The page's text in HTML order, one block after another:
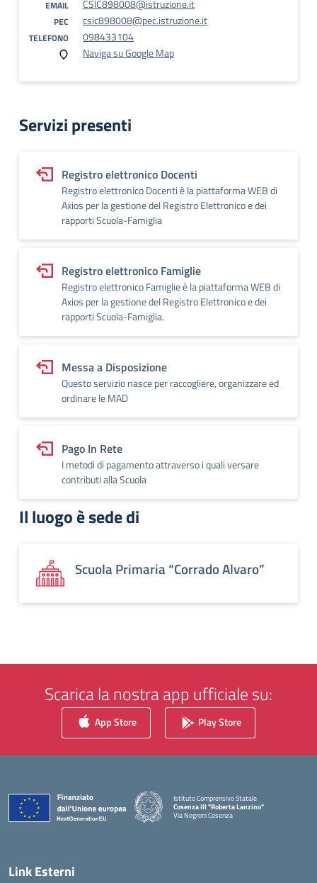
EMAIL CSIC898008@istruzione.it
PEC csic898008@pec.istruzione.it
TELEFONO
098433104
Naviga su Google Map
Servizi presenti
Registro elettronico Docenti
Registro elettronico Docenti è la piattaforma WEB di
Axios per la gestione del Registro Elettronico e dei
rapporti Scuola-Famiglia
Registro elettronico Famiglie
Registro elettronico Famiglie è la piattaforma WEB di
Axios per la gestione del Registro Elettronico e dei
rapporti Scuola-Famiglia.
Messa a Disposizione
Questo servizio nasce per raccogliere, organizzare ed
ordinare le MAD
Pago In Rete
I metodi di pagamento attraverso i quali versare
contributi alla Scuola
Il luogo è sede di
Scuola Primaria “Corrado Alvaro”
Scarica la nostra app ufficiale su:
App Store Play Store
Istituto Comprensivo Statale
Cosenza III "Roberta Lanzino"
Via Negroni Cosenza
— Visita la pagina iniziale della scuola
Link Esterni